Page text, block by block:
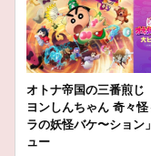
オトナ帝国の三番煎じ
ヨンしんちゃん 奇々怪
ラの妖怪バケ〜ション
ュー